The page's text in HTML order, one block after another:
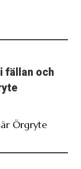
fällan och
Örgryte